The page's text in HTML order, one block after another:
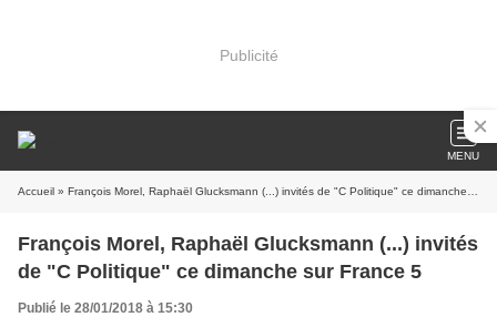
Publicité
MENU
Accueil » François Morel, Raphaël Glucksmann (...) invités de "C Politique" ce dimanche sur France 5
François Morel, Raphaël Glucksmann (...) invités
de "C Politique" ce dimanche sur France 5
Publié le 28/01/2018 à 15:30